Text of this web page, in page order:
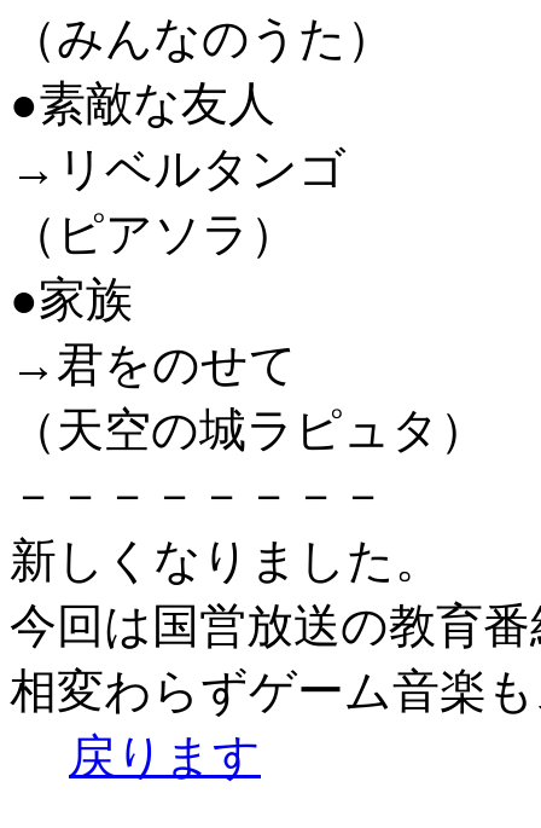
（みんなのうた）
●素敵な友人
→リベルタンゴ
（ピアソラ）
●家族
→君をのせて
（天空の城ラピュタ）
－－－－－－－－
新しくなりました。
今回は国営放送の教育
相変わらずゲーム音楽
戻ります